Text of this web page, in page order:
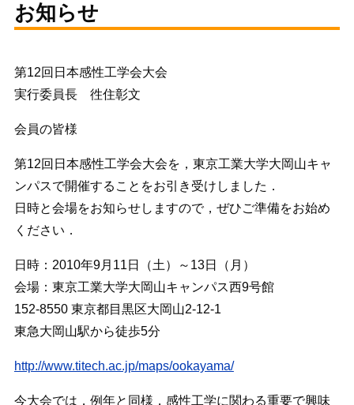
お知らせ
第12回日本感性工学会大会
実行委員長 徃住彰文
会員の皆様
第12回日本感性工学会大会を，東京工業大学大岡山キャ
ンパスで開催することをお引き受けしました．
日時と会場をお知らせしますので，ぜひご準備をお始め
ください．
日時：2010年9月11日（土）～13日（月）
会場：東京工業大学大岡山キャンパス西9号館
152-8550 東京都目黒区大岡山2-12-1
東急大岡山駅から徒歩5分
http://www.titech.ac.jp/maps/ookayama/
今大会では，例年と同様，感性工学に関わる重要で興味